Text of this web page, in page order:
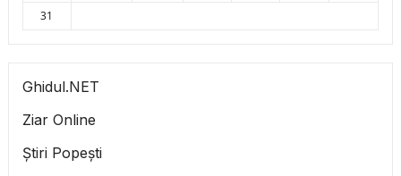
31
Ghidul.NET
Ziar Online
Știri Popești